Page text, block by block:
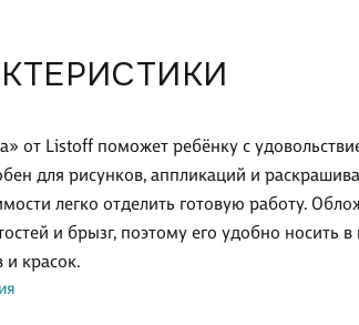
Listoff поможет ребёнку с
для рисунков, аппликаций и
легко отделить готовую работу.
и брызг, поэтому его удобно носить в
красок.